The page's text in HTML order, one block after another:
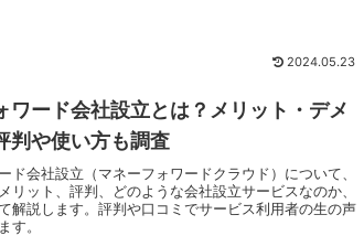
2024.05.23
ワード会社設立とは？メリット・デメ
判や使い方も調査
ド会社設立（マネーフォワードクラウド）について、
リット、評判、どのような会社設立サービスなのか、
解説します。評判や口コミでサービス利用者の生の声
す。